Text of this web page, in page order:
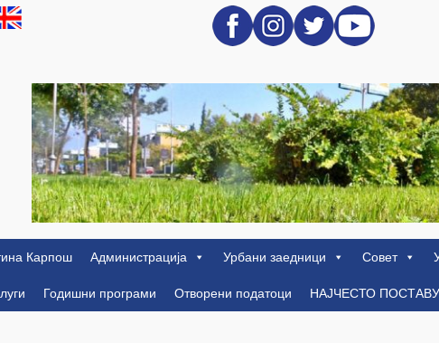
Карпош Администрација Урбани заедници Совет
Годишни програми Отворени податоци НАЈЧЕСТО